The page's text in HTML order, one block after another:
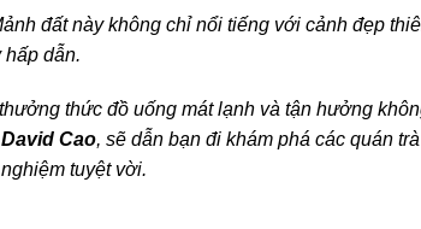
đất này không chỉ nổi tiếng với cảnh đẹp
hấp dẫn.
thức đồ uống mát lạnh và tận hưởng
David Cao, sẽ dẫn bạn đi khám phá các quán trà
tuyệt vời.